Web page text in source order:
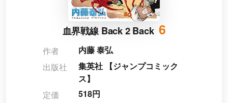
血界戦線 Back 2 Back 6
作者
内藤 泰弘
出版社
集英社 【ジャンプコミック
ス】
定価
518円